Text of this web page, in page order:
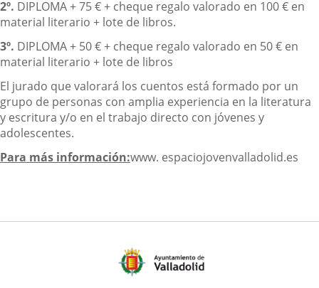
2º. DIPLOMA + 75 € + cheque regalo valorado en 100 € en
material literario + lote de libros.
3º. DIPLOMA + 50 € + cheque regalo valorado en 50 € en
material literario + lote de libros
El jurado que valorará los cuentos está formado por un
grupo de personas con amplia experiencia en la literatura
y escritura y/o en el trabajo directo con jóvenes y
adolescentes.
Para más información:www. espaciojovenvalladolid.es